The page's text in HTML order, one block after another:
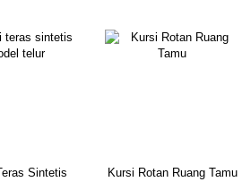
Sintetis
Kursi Rotan Ruang Tamu